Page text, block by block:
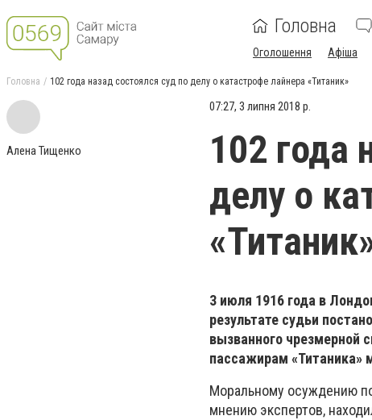
Головна
Оголошення Афіша
Головна 102 года назад состоялся суд по делу о катастрофе лайнера «Титаник»
Алена Тищенко
07:27, 3 липня 2018 р.
102 года
делу о
3 июля 1916 года в
результате судьи
вызванного чрезмерной
пассажирам «Титаника»
Моральному осуждению
мнению экспертов,